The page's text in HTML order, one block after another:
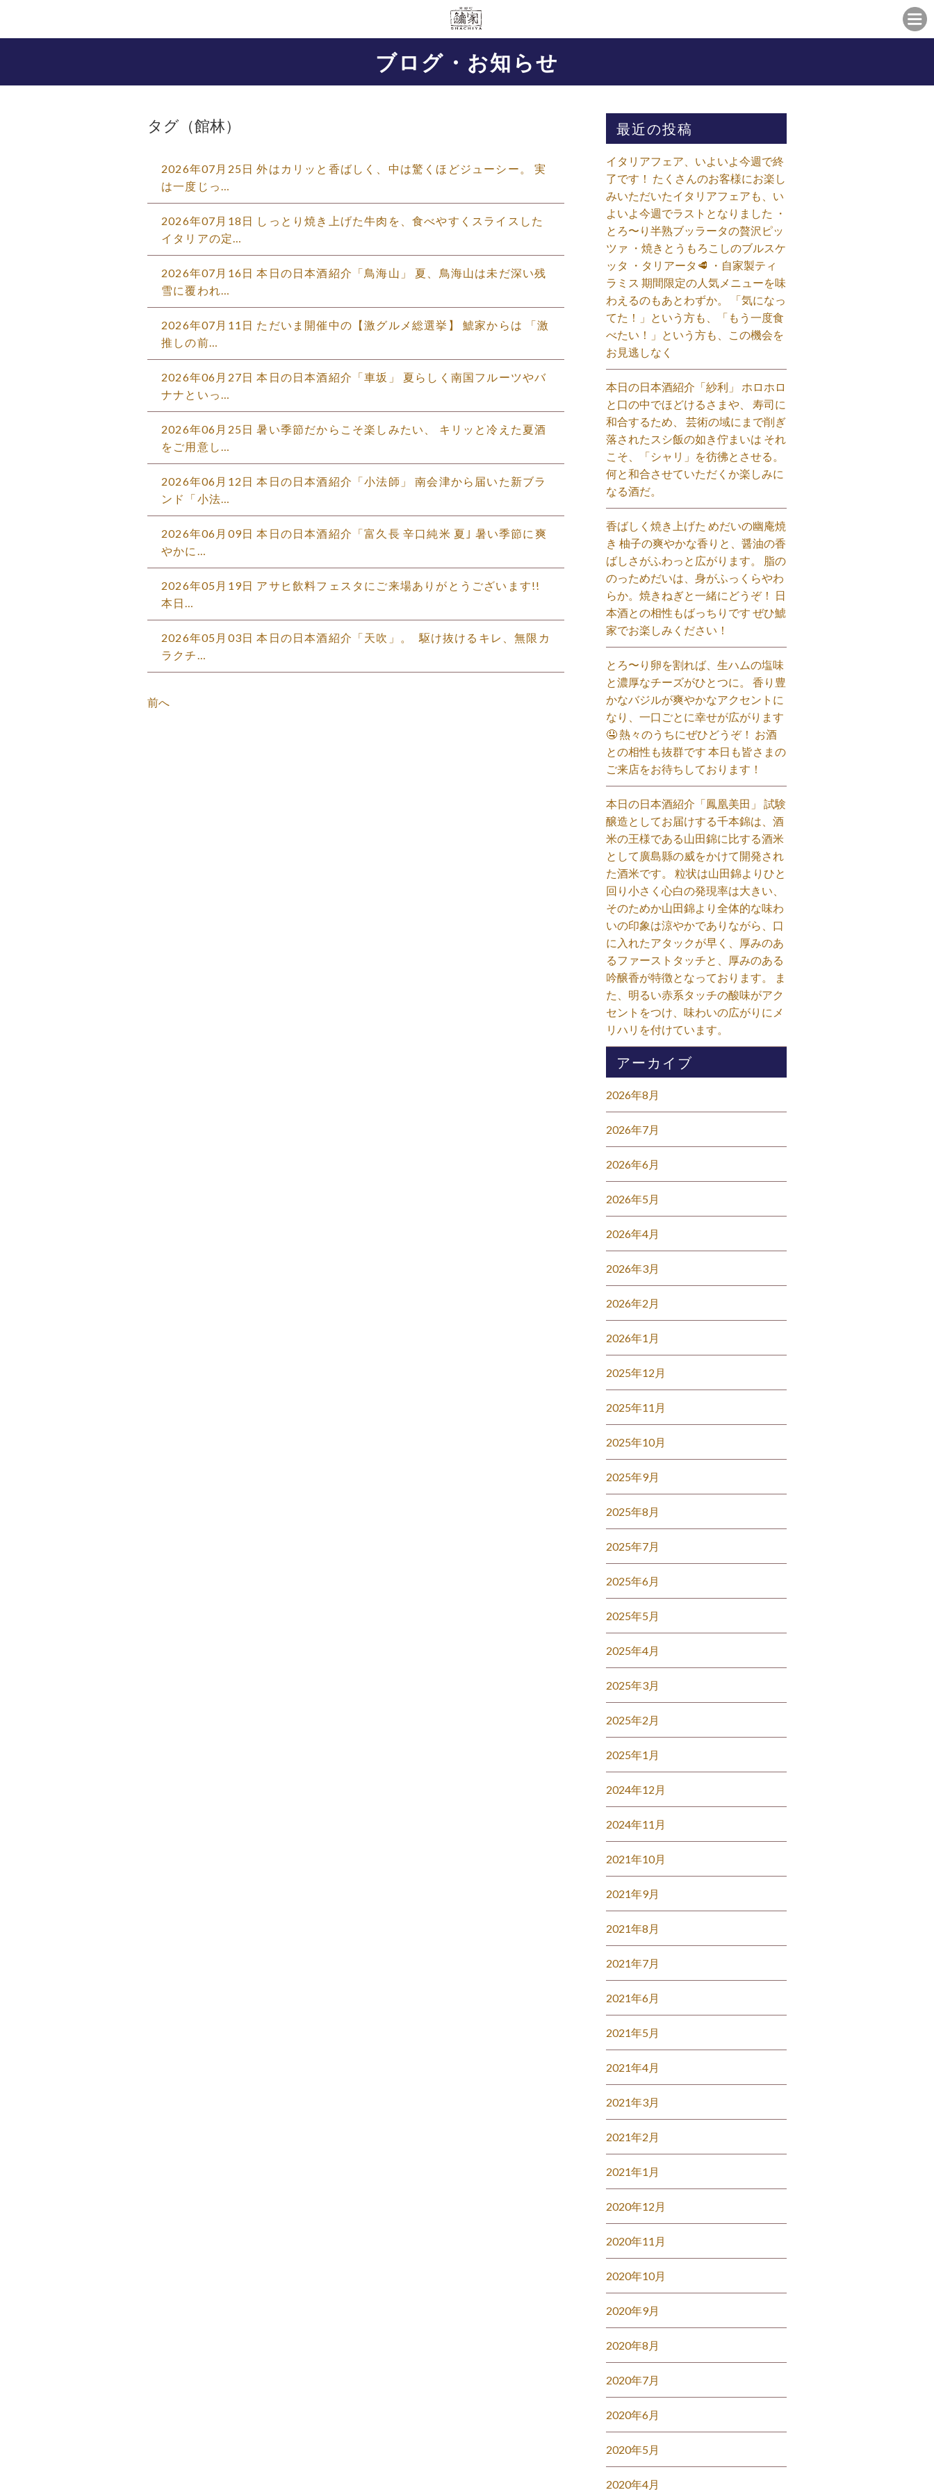
ブログ・お知らせ
タグ（館林）
2026年07月25日 外はカリッと香ばしく、中は驚くほどジューシー。 実
は一度じっ…
2026年07月18日 しっとり焼き上げた牛肉を、食べやすくスライスした
イタリアの定…
2026年07月16日 本日の日本酒紹介「鳥海山」 夏、鳥海山は未だ深い残
雪に覆われ…
2026年07月11日 ただいま開催中の【激グルメ総選挙】 鯱家からは 「激
推しの前…
2026年06月27日 本日の日本酒紹介「車坂」 夏らしく南国フルーツやバ
ナナといっ…
2026年06月25日 暑い季節だからこそ楽しみたい、 キリッと冷えた夏酒
をご用意し…
2026年06月12日 本日の日本酒紹介「小法師」 南会津から届いた新ブラ
ンド「小法…
2026年06月09日 本日の日本酒紹介「富久長 辛口純米 夏｣ 暑い季節に爽
やかに…
2026年05月19日 アサヒ飲料フェスタにご来場ありがとうございます!! ⁡
本日…
2026年05月03日 本日の日本酒紹介「天吹」。 ⁡ 駆け抜けるキレ、無限カ
ラクチ…
前へ
最近の投稿
イタリアフェア、いよいよ今週で終
了です！ たくさんのお客様にお楽し
みいただいたイタリアフェアも、い
よいよ今週でラストとなりました ・
とろ〜り半熟ブッラータの贅沢ピッ
ツァ ・焼きとうもろこしのブルスケ
ッタ ・タリアータ🥩 ・自家製ティ
ラミス 期間限定の人気メニューを味
わえるのもあとわずか。 「気になっ
てた！」という方も、「もう一度食
べたい！」という方も、この機会を
お見逃しなく⁡
本日の日本酒紹介「紗利」 ホロホロ
と口の中でほどけるさまや、 寿司に
和合するため、 芸術の域にまで削ぎ
落されたスシ飯の如き佇まいは それ
こそ、「シャリ」を彷彿とさせる。
何と和合させていただくか楽しみに
なる酒だ。⁡
香ばしく焼き上げた めだいの幽庵焼
き 柚子の爽やかな香りと、醤油の香
ばしさがふわっと広がります。 脂の
のっためだいは、身がふっくらやわ
らか。焼きねぎと一緒にどうぞ！ 日
本酒との相性もばっちりです ぜひ鯱
家でお楽しみください！⁡
とろ〜り卵を割れば、生ハムの塩味
と濃厚なチーズがひとつに。 香り豊
かなバジルが爽やかなアクセントに
なり、一口ごとに幸せが広がります
🤤 熱々のうちにぜひどうぞ！ お酒
との相性も抜群です 本日も皆さまの
ご来店をお待ちしております！⁡
本日の日本酒紹介「鳳凰美田」 試験
醸造としてお届けする千本錦は、酒
米の王様である山田錦に比する酒米
として廣島縣の威をかけて開発され
た酒米です。 粒状は山田錦よりひと
回り小さく心白の発現率は大きい、
そのためか山田錦より全体的な味わ
いの印象は涼やかでありながら、口
に入れたアタックが早く、厚みのあ
るファーストタッチと、厚みのある
吟醸香が特徴となっております。 ま
た、明るい赤系タッチの酸味がアク
セントをつけ、味わいの広がりにメ
リハリを付けています。⁡
アーカイブ
2026年8月
2026年7月
2026年6月
2026年5月
2026年4月
2026年3月
2026年2月
2026年1月
2025年12月
2025年11月
2025年10月
2025年9月
2025年8月
2025年7月
2025年6月
2025年5月
2025年4月
2025年3月
2025年2月
2025年1月
2024年12月
2024年11月
2021年10月
2021年9月
2021年8月
2021年7月
2021年6月
2021年5月
2021年4月
2021年3月
2021年2月
2021年1月
2020年12月
2020年11月
2020年10月
2020年9月
2020年8月
2020年7月
2020年6月
2020年5月
2020年4月